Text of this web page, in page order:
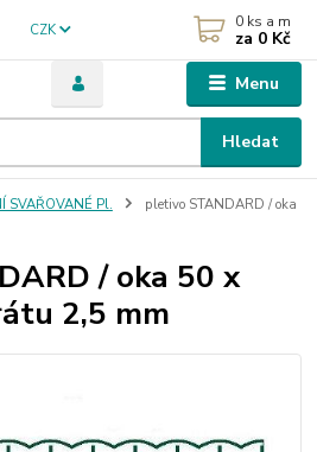
Menu
CZK
Hledat
0 ks a m
za 0 Kč
SVAŘOVANÉ Pl.
pletivo STANDARD / oka
/ oka 50 x
2,5 mm